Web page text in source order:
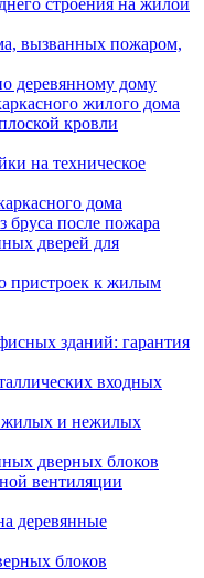
строения на жилой
вызванных пожаром,
деревянному дому
жилого дома
кровли
на техническое
дома
бруса после пожара
дверей для
пристроек к жилым
зданий: гарантия
входных
жилых и нежилых
дверных блоков
вентиляции
деревянные
блоков